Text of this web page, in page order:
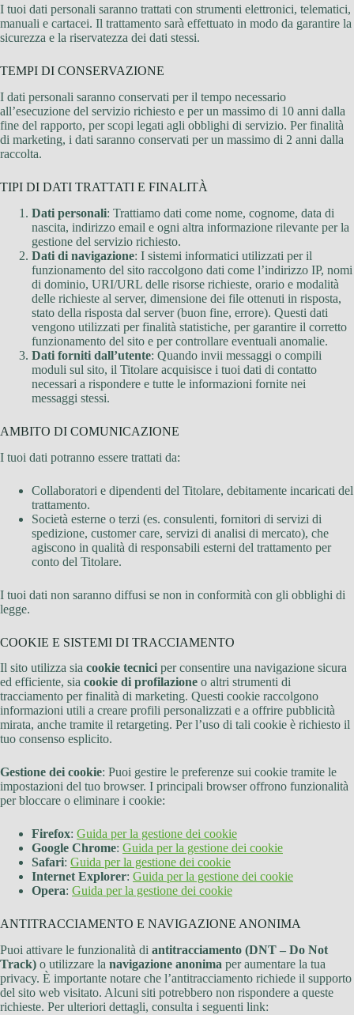
I tuoi dati personali saranno trattati con strumenti elettronici, telematici,
manuali e cartacei. Il trattamento sarà effettuato in modo da garantire la
sicurezza e la riservatezza dei dati stessi.
TEMPI DI CONSERVAZIONE
I dati personali saranno conservati per il tempo necessario
all’esecuzione del servizio richiesto e per un massimo di 10 anni dalla
fine del rapporto, per scopi legati agli obblighi di servizio. Per finalità
di marketing, i dati saranno conservati per un massimo di 2 anni dalla
raccolta.
TIPI DI DATI TRATTATI E FINALITÀ
Dati personali: Trattiamo dati come nome, cognome, data di
nascita, indirizzo email e ogni altra informazione rilevante per la
gestione del servizio richiesto.
Dati di navigazione: I sistemi informatici utilizzati per il
funzionamento del sito raccolgono dati come l’indirizzo IP, nomi
di dominio, URI/URL delle risorse richieste, orario e modalità
delle richieste al server, dimensione dei file ottenuti in risposta,
stato della risposta dal server (buon fine, errore). Questi dati
vengono utilizzati per finalità statistiche, per garantire il corretto
funzionamento del sito e per controllare eventuali anomalie.
Dati forniti dall’utente: Quando invii messaggi o compili
moduli sul sito, il Titolare acquisisce i tuoi dati di contatto
necessari a rispondere e tutte le informazioni fornite nei
messaggi stessi.
AMBITO DI COMUNICAZIONE
I tuoi dati potranno essere trattati da:
Collaboratori e dipendenti del Titolare, debitamente incaricati del
trattamento.
Società esterne o terzi (es. consulenti, fornitori di servizi di
spedizione, customer care, servizi di analisi di mercato), che
agiscono in qualità di responsabili esterni del trattamento per
conto del Titolare.
I tuoi dati non saranno diffusi se non in conformità con gli obblighi di
legge.
COOKIE E SISTEMI DI TRACCIAMENTO
Il sito utilizza sia cookie tecnici per consentire una navigazione sicura
ed efficiente, sia cookie di profilazione o altri strumenti di
tracciamento per finalità di marketing. Questi cookie raccolgono
informazioni utili a creare profili personalizzati e a offrire pubblicità
mirata, anche tramite il retargeting. Per l’uso di tali cookie è richiesto il
tuo consenso esplicito.
Gestione dei cookie: Puoi gestire le preferenze sui cookie tramite le
impostazioni del tuo browser. I principali browser offrono funzionalità
per bloccare o eliminare i cookie:
Firefox: Guida per la gestione dei cookie
Google Chrome: Guida per la gestione dei cookie
Safari: Guida per la gestione dei cookie
Internet Explorer: Guida per la gestione dei cookie
Opera: Guida per la gestione dei cookie
ANTITRACCIAMENTO E NAVIGAZIONE ANONIMA
Puoi attivare le funzionalità di antitracciamento (DNT – Do Not
Track) o utilizzare la navigazione anonima per aumentare la tua
privacy. È importante notare che l’antitracciamento richiede il supporto
del sito web visitato. Alcuni siti potrebbero non rispondere a queste
richieste. Per ulteriori dettagli, consulta i seguenti link: